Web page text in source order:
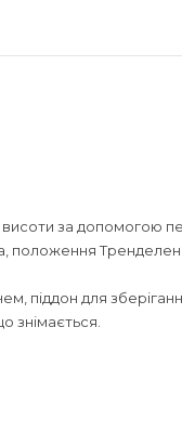
висоти за допомогою
положення
піддон для
знімається.